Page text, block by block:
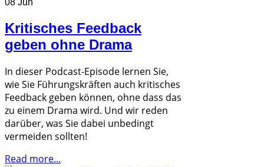
Kritisches Feedback
geben ohne Drama
In dieser Podcast-Episode lernen Sie,
wie Sie Führungskräften auch kritisches
Feedback geben können, ohne dass das
zu einem Drama wird. Und wir reden
darüber, was Sie dabei unbedingt
vermeiden sollten!
Read more...